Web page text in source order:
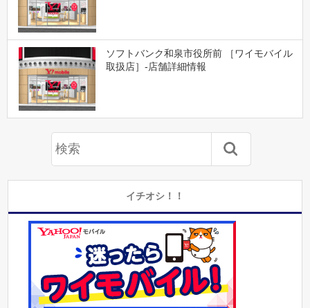
ソフトバンク和泉市役所前 ［ワイモバイル
取扱店］-店舗詳細情報
イチオシ！！